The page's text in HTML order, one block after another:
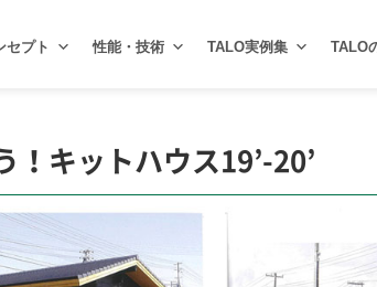
セプト 性能・技術 TALO実例集 TALO
キットハウス19’-20’